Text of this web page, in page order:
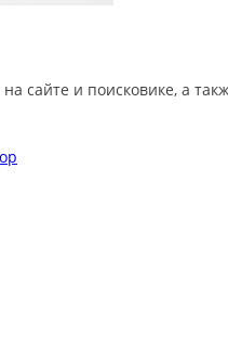
сайте и поисковике, а